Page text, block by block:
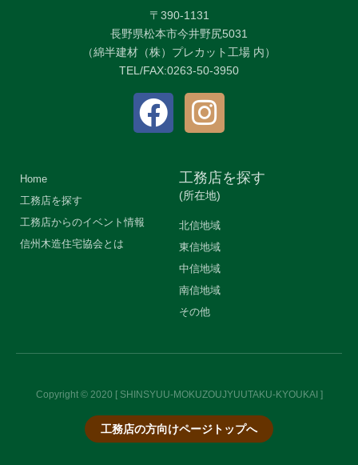
〒390-1131
長野県松本市今井野尻5031
（綿半建材（株）プレカット工場 内）
TEL/FAX:0263-50-3950
Home
工務店を探す
工務店からのイベント情報
信州木造住宅協会とは
工務店を探す
(所在地)
北信地域
東信地域
中信地域
南信地域
その他
Copyright © 2020 [ SHINSYUU-MOKUZOUJYUUTAKU-KYOUKAI ]
工務店の方向けページトップへ